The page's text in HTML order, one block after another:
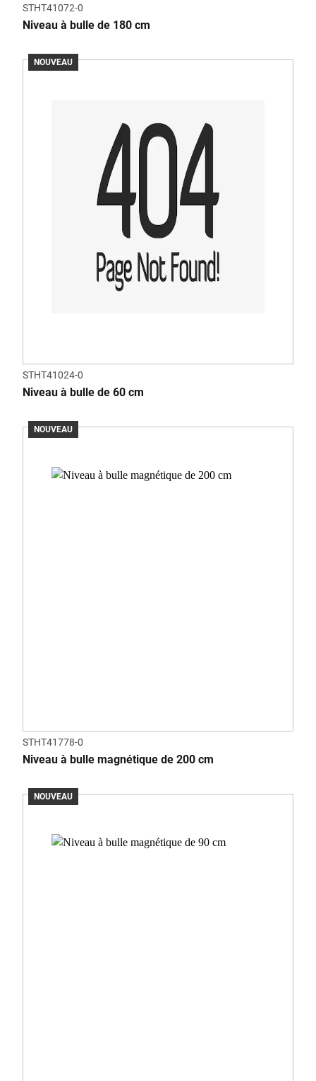
STHT41072-0
Niveau à bulle de 180 cm
NOUVEAU
STHT41024-0
Niveau à bulle de 60 cm
NOUVEAU
STHT41778-0
Niveau à bulle magnétique de 200 cm
NOUVEAU